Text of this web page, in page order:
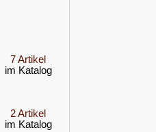
7 Artikel
im Katalog
2 Artikel
im Katalog